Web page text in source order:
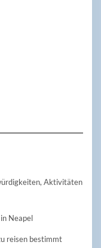
Aktivitäten
Neapel
reisen bestimmt